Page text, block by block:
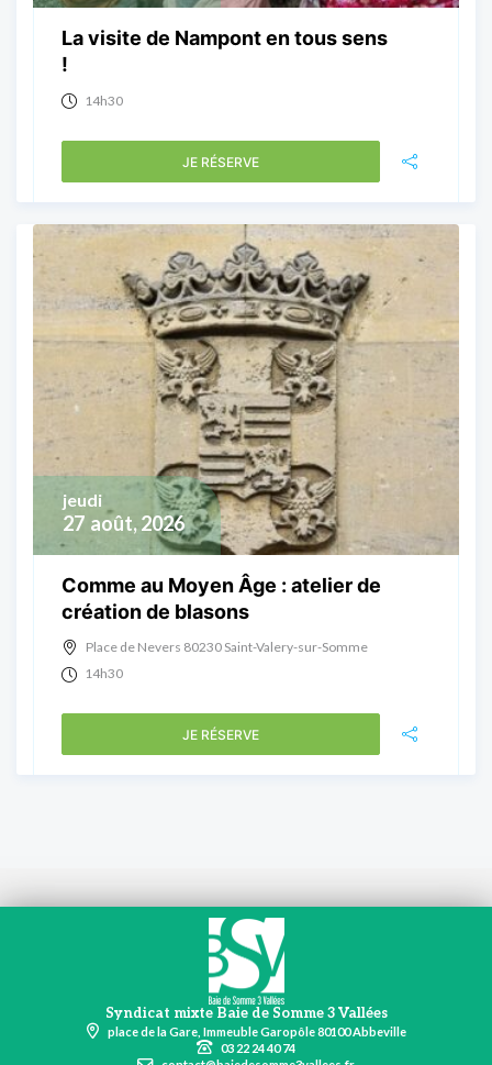
La visite de Nampont en tous sens
!
14h30
JE RÉSERVE
27 août, 2026
jeudi
Comme au Moyen Âge : atelier de
création de blasons
Place de Nevers 80230 Saint-Valery-sur-Somme
14h30
JE RÉSERVE
Syndicat mixte Baie de Somme 3 Vallées
place de la Gare, Immeuble Garopôle 80100 Abbeville
03 22 24 40 74